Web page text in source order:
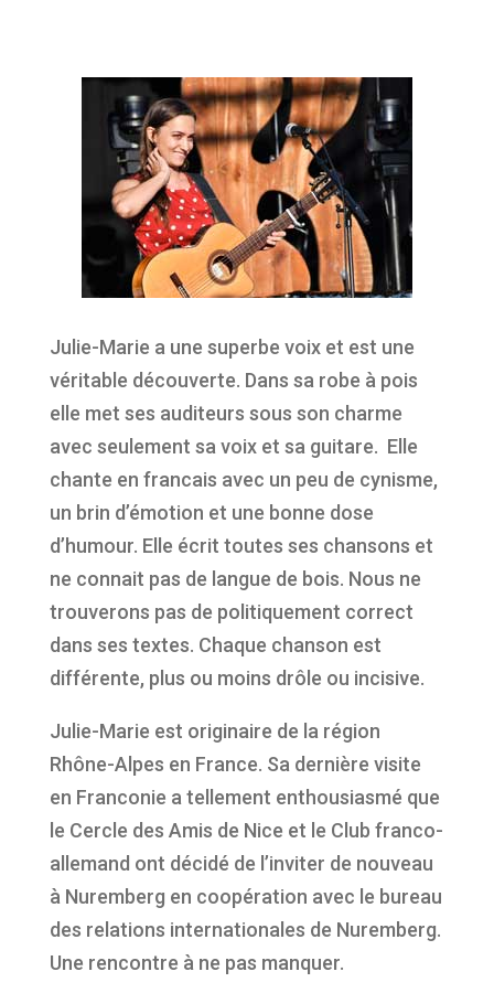
Julie-Marie a une superbe voix et est une
véritable découverte. Dans sa robe à pois
elle met ses auditeurs sous son charme
avec seulement sa voix et sa guitare. Elle
chante en francais avec un peu de cynisme,
un brin d’émotion et une bonne dose
d’humour. Elle écrit toutes ses chansons et
ne connait pas de langue de bois. Nous ne
trouverons pas de politiquement correct
dans ses textes. Chaque chanson est
différente, plus ou moins drôle ou incisive.
Julie-Marie est originaire de la région
Rhône-Alpes en France. Sa dernière visite
en Franconie a tellement enthousiasmé que
le Cercle des Amis de Nice et le Club franco-
allemand ont décidé de l’inviter de nouveau
à Nuremberg en coopération avec le bureau
des relations internationales de Nuremberg.
Une rencontre à ne pas manquer.